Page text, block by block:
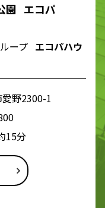
園 エコパ
ープ エコパハウ
野2300-1
15分